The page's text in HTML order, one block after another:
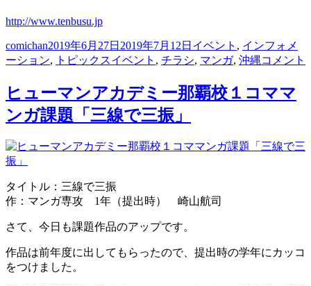
http://www.tenbusu.jp
投
稿
comichan投
稿
2019年6月27日 2019年7月12日 カ
テ
リ
ー
イベント , インフォメ
ーション, トピックスタ
イベント , チラシ, マンガ, 沖縄「テ
ブ
ス
ル」
ま
す！
コメント
ヒューマンアカデミー那覇校１コママ
ンガ課題「三線で三振」
タイトル：三線で三振
作：マンガ専攻 1年（提出時） 崎山航司
さて、今日も課題作品のアップです。
作品は前年度に出してもらったので、提出時の学年にカッコ
をつけました。